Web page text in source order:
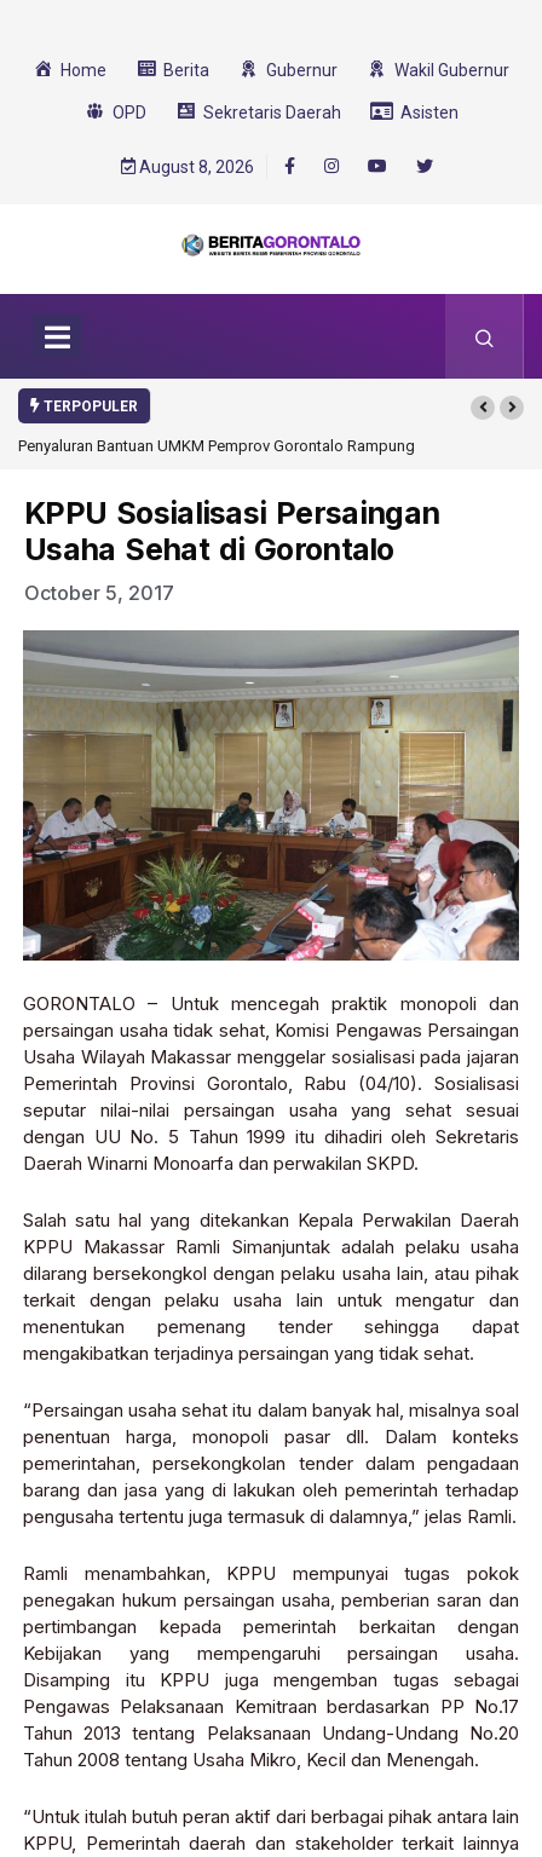
Home Berita Gubernur Wakil Gubernur
OPD Sekretaris Daerah Asisten
August 8, 2026
TERPOPULER
RampungGorontalo Ikut Dukung Program SMA Unggul Garuda
KPPU Sosialisasi Persaingan
Usaha Sehat di Gorontalo
October 5, 2017
GORONTALO – Untuk mencegah praktik monopoli dan
persaingan usaha tidak sehat, Komisi Pengawas Persaingan
Usaha Wilayah Makassar menggelar sosialisasi pada jajaran
Pemerintah Provinsi Gorontalo, Rabu (04/10). Sosialisasi
seputar nilai-nilai persaingan usaha yang sehat sesuai
dengan UU No. 5 Tahun 1999 itu dihadiri oleh Sekretaris
Daerah Winarni Monoarfa dan perwakilan SKPD.
Salah satu hal yang ditekankan Kepala Perwakilan Daerah
KPPU Makassar Ramli Simanjuntak adalah pelaku usaha
dilarang bersekongkol dengan pelaku usaha lain, atau pihak
terkait dengan pelaku usaha lain untuk mengatur dan
menentukan pemenang tender sehingga dapat
mengakibatkan terjadinya persaingan yang tidak sehat.
“Persaingan usaha sehat itu dalam banyak hal, misalnya soal
penentuan harga, monopoli pasar dll. Dalam konteks
pemerintahan, persekongkolan tender dalam pengadaan
barang dan jasa yang di lakukan oleh pemerintah terhadap
pengusaha tertentu juga termasuk di dalamnya,” jelas Ramli.
Ramli menambahkan, KPPU mempunyai tugas pokok
penegakan hukum persaingan usaha, pemberian saran dan
pertimbangan kepada pemerintah berkaitan dengan
Kebijakan yang mempengaruhi persaingan usaha.
Disamping itu KPPU juga mengemban tugas sebagai
Pengawas Pelaksanaan Kemitraan berdasarkan PP No.17
Tahun 2013 tentang Pelaksanaan Undang-Undang No.20
Tahun 2008 tentang Usaha Mikro, Kecil dan Menengah.
“Untuk itulah butuh peran aktif dari berbagai pihak antara lain
KPPU, Pemerintah daerah dan stakeholder terkait lainnya